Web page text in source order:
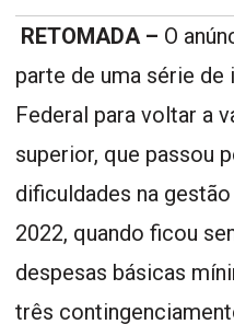
RETOMADA – O
parte de uma série
Federal para voltar a
superior, que passou
dificuldades na
2022, quando ficou
despesas básicas
três